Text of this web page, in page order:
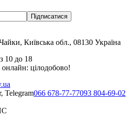
Підписатися
Київська обл., 08130 Україна
10 до 18
цілодобово!
Telegram066 678-77-77093 804-69-02